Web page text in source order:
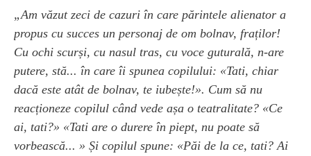
„Am văzut zeci de cazuri în care părintele alienator a
propus cu succes un personaj de om bolnav, fraților!
Cu ochi scurși, cu nasul tras, cu voce guturală, n-are
putere, stă... în care îi spunea copilului: «Tati, chiar
dacă este atât de bolnav, te iubește!». Cum să nu
reacționeze copilul când vede așa o teatralitate? «Ce
ai, tati?» «Tati are o durere în piept, nu poate să
vorbească... » Și copilul spune: «Păi de la ce, tati? Ai